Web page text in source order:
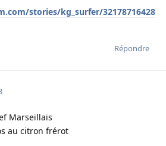
stories/kg_surfer/32178716428
Répondre
Marseillais
au citron frérot